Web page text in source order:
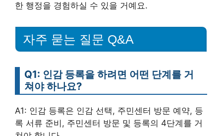
한 행정을 경험하실 수 있을 거예요.
자주 묻는 질문 Q&A
Q1: 인감 등록을 하려면 어떤 단계를 거
쳐야 하나요?
A1: 인감 등록은 인감 선택, 주민센터 방문 예약, 등
록 서류 준비, 주민센터 방문 및 등록의 4단계를 거